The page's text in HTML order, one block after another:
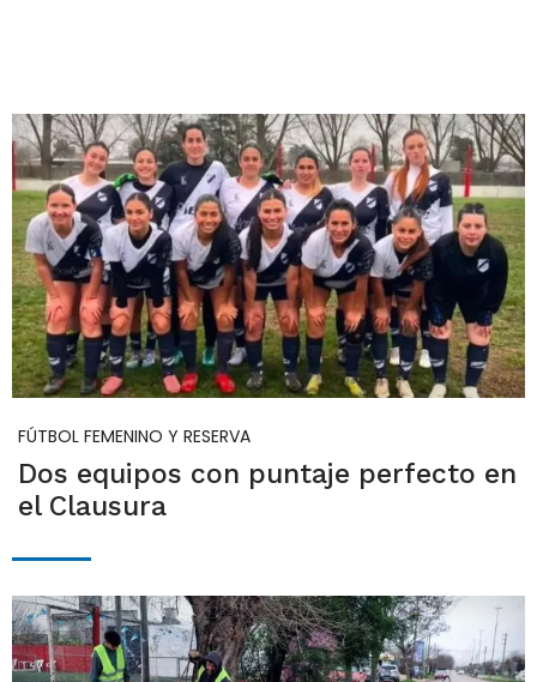
FÚTBOL FEMENINO Y RESERVA
Dos equipos con puntaje perfecto en
el Clausura